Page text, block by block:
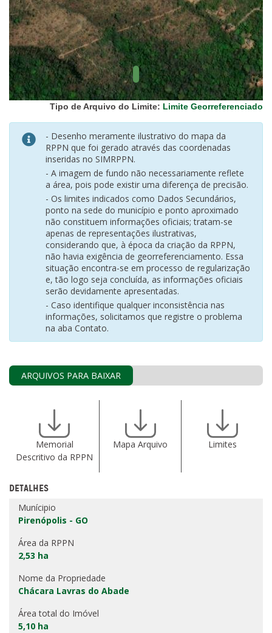
Vegetação
(IBGE)
Rodovias
(IBGE)
Relevo
(IBGE)
Tipo de Arquivo do Limite: Limite Georreferenciado
- Desenho meramente ilustrativo do mapa da
RPPN que foi gerado através das coordenadas
inseridas no SIMRPPN.
- A imagem de fundo não necessariamente reflete
a área, pois pode existir uma diferença de precisão.
- Os limites indicados como Dados Secundários,
ponto na sede do município e ponto aproximado
não constituem informações oficiais; tratam-se
apenas de representações ilustrativas,
considerando que, à época da criação da RPPN,
não havia exigência de georreferenciamento. Essa
situação encontra-se em processo de regularização
e, tão logo seja concluída, as informações oficiais
serão devidamente apresentadas.
- Caso identifique qualquer inconsistência nas
informações, solicitamos que registre o problema
na aba Contato.
ARQUIVOS PARA BAIXAR
Memorial
Descritivo da RPPN
Mapa Arquivo Limites
DETALHES
Munícipio
Pirenópolis - GO
Área da RPPN
2,53 ha
Nome da Propriedade
Chácara Lavras do Abade
Área total do Imóvel
5,10 ha